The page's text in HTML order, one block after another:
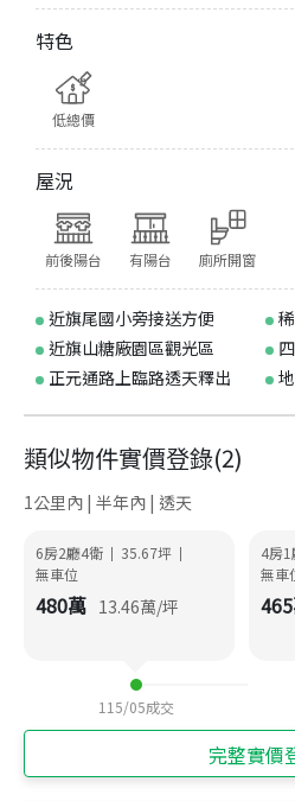
特色
低總價
屋況
前後陽台 有陽台 廁所開窗
近旗尾國小旁接送方便
近旗山糖廠園區觀光區
正元通路上臨路透天釋出
類似物件實價登錄(2)
1公里內 | 半年內 | 透天
6房2廳4衛 | 35.67坪 |
無車位
480萬 13.46萬/坪
115/05成交
4房
無車
465
完整實價